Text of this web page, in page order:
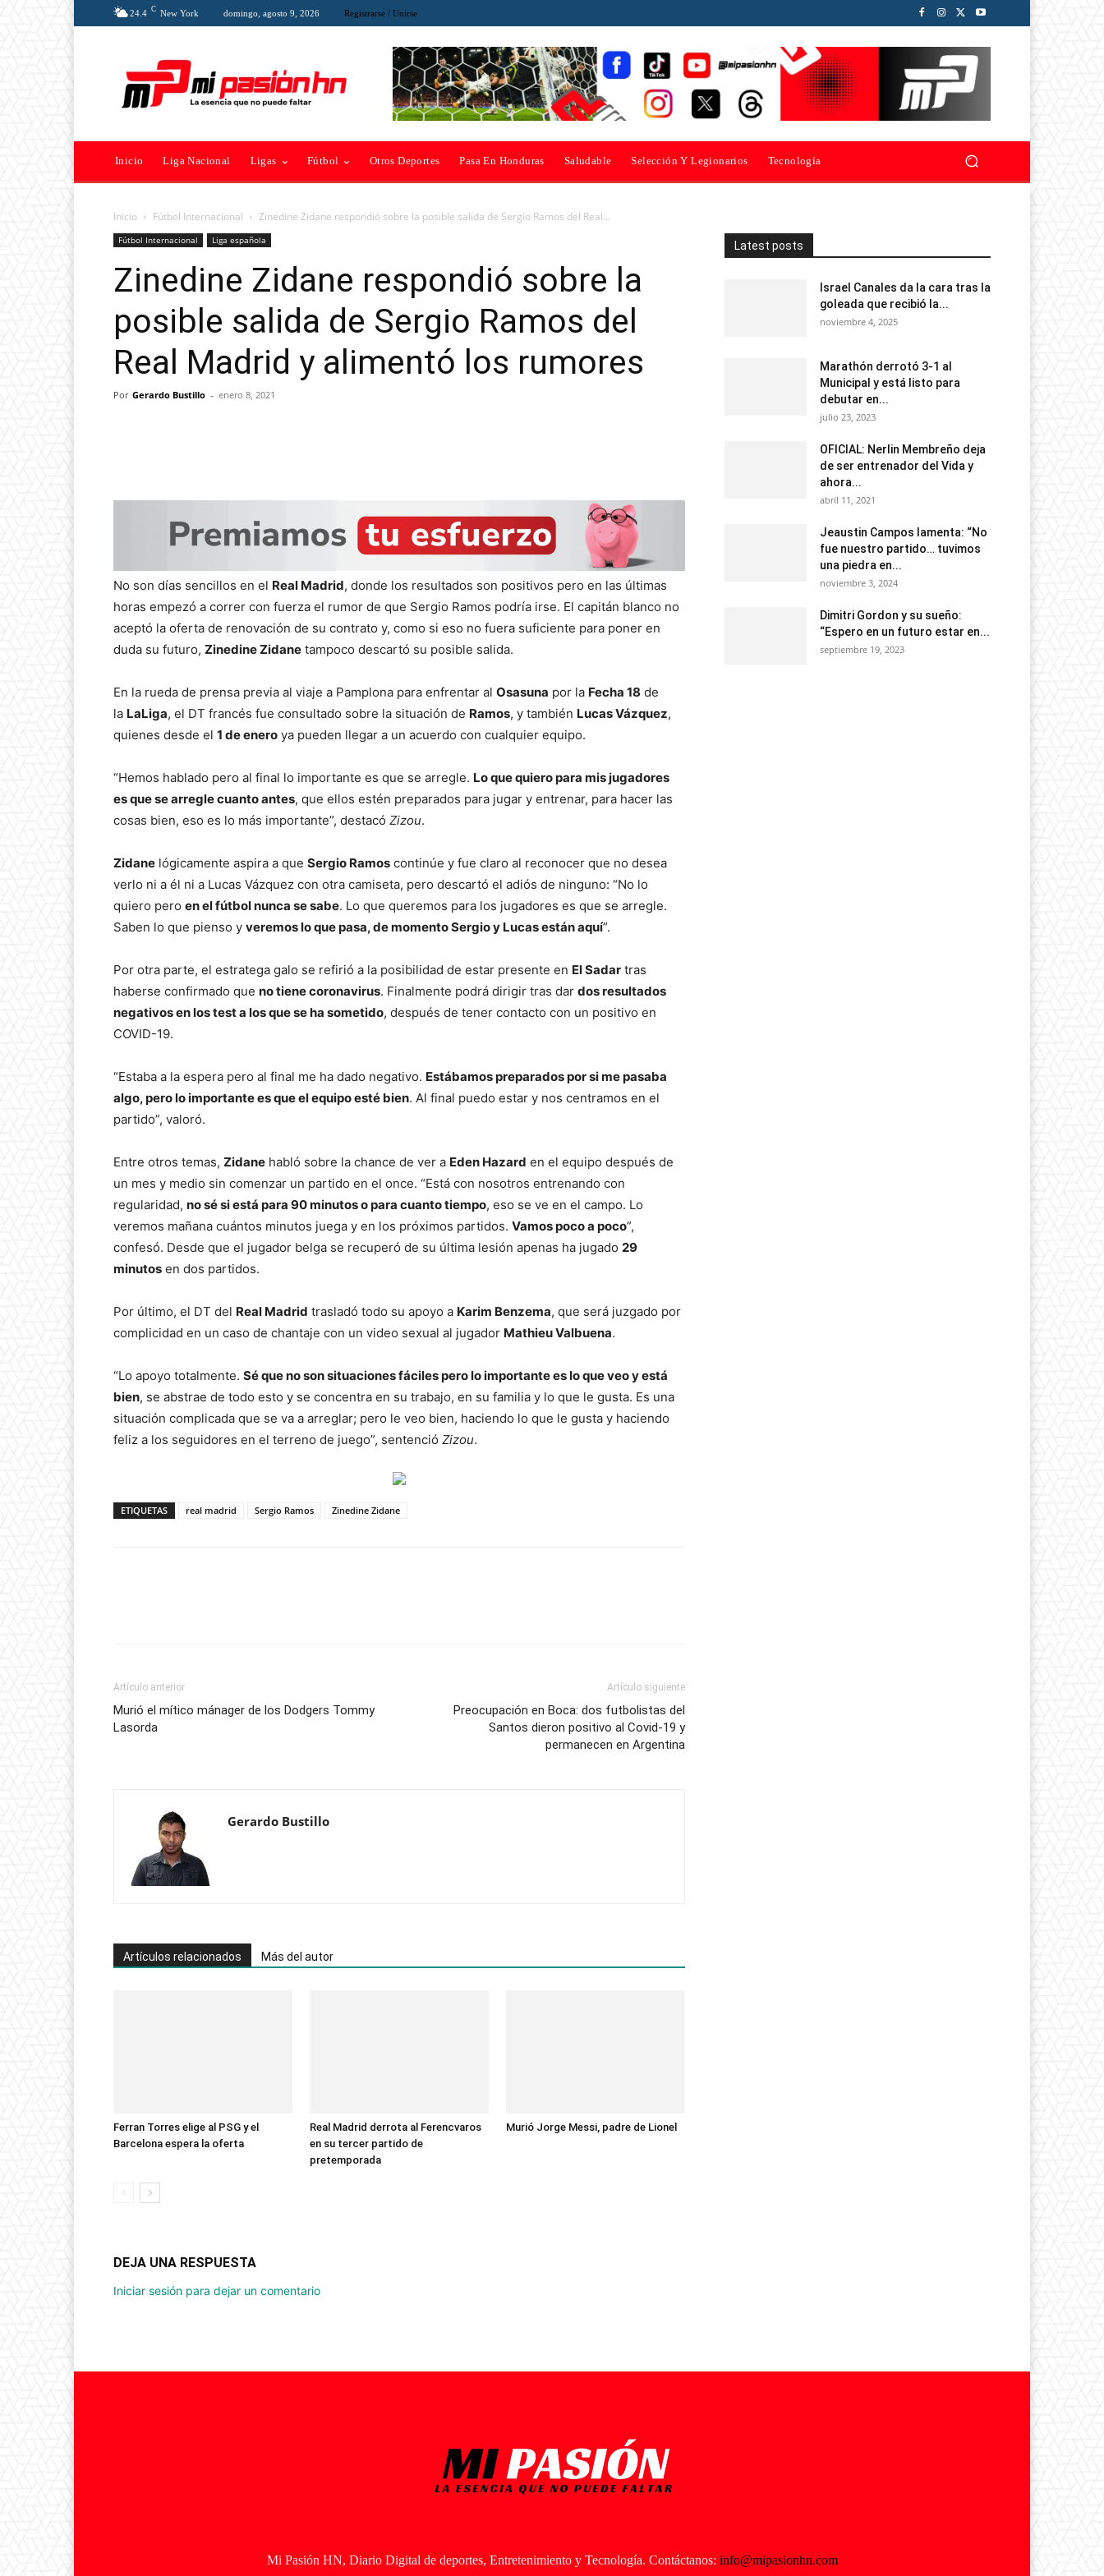
24.4 C New York domingo, agosto 9, 2026 Registrarse / Unirse
Inicio Liga Nacional Ligas Fútbol Otros Deportes Pasa En Honduras Saludable Selección Y Legionarios Tecnología
Inicio Fútbol Internacional Zinedine Zidane respondió sobre la posible salida de Sergio Ramos del Real...
Fútbol Internacional Liga española
Zinedine Zidane respondió sobre la
posible salida de Sergio Ramos del
Real Madrid y alimentó los rumores
Por Gerardo Bustillo - enero 8, 2021
No son días sencillos en el Real Madrid, donde los resultados son positivos pero en las últimas
horas empezó a correr con fuerza el rumor de que Sergio Ramos podría irse. El capitán blanco no
aceptó la oferta de renovación de su contrato y, como si eso no fuera suficiente para poner en
duda su futuro, Zinedine Zidane tampoco descartó su posible salida.
En la rueda de prensa previa al viaje a Pamplona para enfrentar al Osasuna por la Fecha 18 de
la LaLiga, el DT francés fue consultado sobre la situación de Ramos, y también Lucas Vázquez,
quienes desde el 1 de enero ya pueden llegar a un acuerdo con cualquier equipo.
“Hemos hablado pero al final lo importante es que se arregle. Lo que quiero para mis jugadores
es que se arregle cuanto antes, que ellos estén preparados para jugar y entrenar, para hacer las
cosas bien, eso es lo más importante”, destacó Zizou.
Zidane lógicamente aspira a que Sergio Ramos continúe y fue claro al reconocer que no desea
verlo ni a él ni a Lucas Vázquez con otra camiseta, pero descartó el adiós de ninguno: “No lo
quiero pero en el fútbol nunca se sabe. Lo que queremos para los jugadores es que se arregle.
Saben lo que pienso y veremos lo que pasa, de momento Sergio y Lucas están aquí”.
Por otra parte, el estratega galo se refirió a la posibilidad de estar presente en El Sadar tras
haberse confirmado que no tiene coronavirus. Finalmente podrá dirigir tras dar dos resultados
negativos en los test a los que se ha sometido, después de tener contacto con un positivo en
COVID-19.
“Estaba a la espera pero al final me ha dado negativo. Estábamos preparados por si me pasaba
algo, pero lo importante es que el equipo esté bien. Al final puedo estar y nos centramos en el
partido”, valoró.
Entre otros temas, Zidane habló sobre la chance de ver a Eden Hazard en el equipo después de
un mes y medio sin comenzar un partido en el once. “Está con nosotros entrenando con
regularidad, no sé si está para 90 minutos o para cuanto tiempo, eso se ve en el campo. Lo
veremos mañana cuántos minutos juega y en los próximos partidos. Vamos poco a poco”,
confesó. Desde que el jugador belga se recuperó de su última lesión apenas ha jugado 29
minutos en dos partidos.
Por último, el DT del Real Madrid trasladó todo su apoyo a Karim Benzema, que será juzgado por
complicidad en un caso de chantaje con un video sexual al jugador Mathieu Valbuena.
“Lo apoyo totalmente. Sé que no son situaciones fáciles pero lo importante es lo que veo y está
bien, se abstrae de todo esto y se concentra en su trabajo, en su familia y lo que le gusta. Es una
situación complicada que se va a arreglar; pero le veo bien, haciendo lo que le gusta y haciendo
feliz a los seguidores en el terreno de juego”, sentenció Zizou.
ETIQUETAS real madrid Sergio Ramos Zinedine Zidane
Artículo anterior
Murió el mítico mánager de los Dodgers Tommy
Lasorda
Artículo siguiente
Preocupación en Boca: dos futbolistas del
Santos dieron positivo al Covid-19 y
permanecen en Argentina
Gerardo Bustillo
Artículos relacionados Más del autor
Ferran Torres elige al PSG y el
Barcelona espera la oferta
Real Madrid derrota al Ferencvaros
en su tercer partido de
pretemporada
Murió Jorge Messi, padre de Lionel
DEJA UNA RESPUESTA
Iniciar sesión para dejar un comentario
Latest posts
Israel Canales da la cara tras la
goleada que recibió la...
noviembre 4, 2025
Marathón derrotó 3-1 al
Municipal y está listo para
debutar en...
julio 23, 2023
OFICIAL: Nerlin Membreño deja
de ser entrenador del Vida y
ahora...
abril 11, 2021
Jeaustin Campos lamenta: “No
fue nuestro partido… tuvimos
una piedra en...
noviembre 3, 2024
Dimitri Gordon y su sueño:
“Espero en un futuro estar en...
septiembre 19, 2023
Mi Pasión HN, Diario Digital de deportes, Entretenimiento y Tecnología. Contáctanos: info@mipasionhn.com